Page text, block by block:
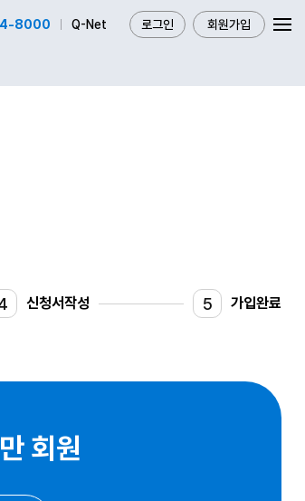
로그인 회원가입
8000 Q-Net
신청서작성 5 가입완료
회원